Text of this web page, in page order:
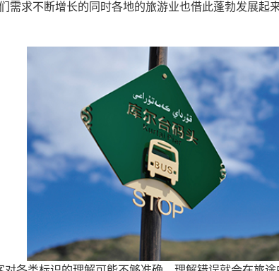
需求不断增长的同时各地的旅游业也借此蓬勃发展